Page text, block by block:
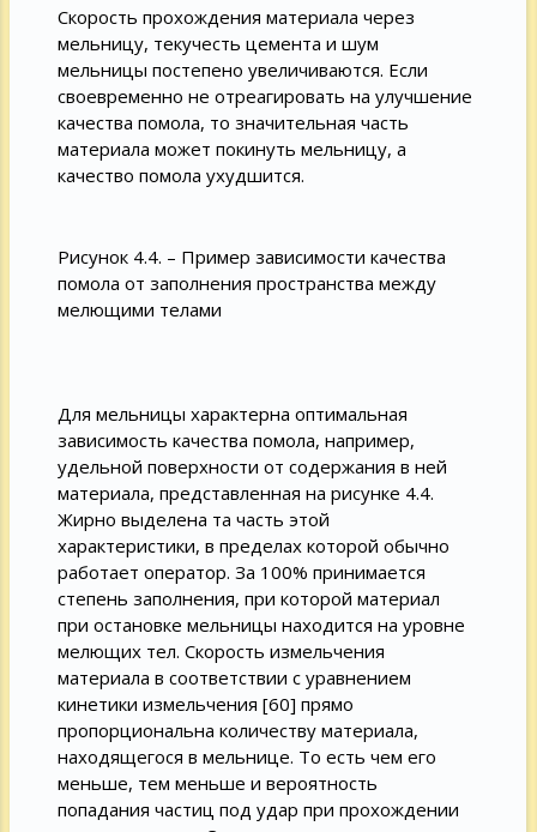
Скорость прохождения материала через
мельницу, текучесть цемента и шум
мельницы постепено увеличиваются. Если
своевременно не отреагировать на улучшение
качества помола, то значительная часть
материала может покинуть мельницу, а
качество помола ухудшится.
Рисунок 4.4. – Пример зависимости качества
помола от заполнения пространства между
мелющими телами
Для мельницы характерна оптимальная
зависимость качества помола, например,
удельной поверхности от содержания в ней
материала, представленная на рисунке 4.4.
Жирно выделена та часть этой
характеристики, в пределах которой обычно
работает оператор. За 100% принимается
степень заполнения, при которой материал
при остановке мельницы находится на уровне
мелющих тел. Скорость измельчения
материала в соответствии с уравнением
кинетики измельчения [60] прямо
пропорциональна количеству материала,
находящегося в мельнице. То есть чем его
меньше, тем меньше и вероятность
попадания частиц под удар при прохождении